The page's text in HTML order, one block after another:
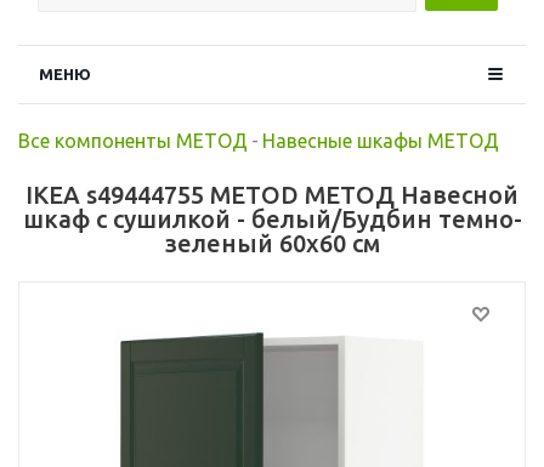
МЕНЮ
Все компоненты МЕТОД - Навесные шкафы МЕТОД
IKEA s49444755 METOD МЕТОД Навесной
шкаф с сушилкой - белый/Будбин темно-
зеленый 60x60 см